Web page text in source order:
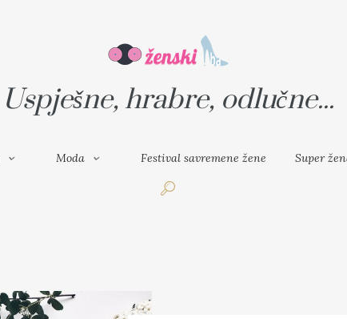
SUPER ŽENA
Uspješne, hrabre, odlučne...
Moda Festival savremene žene Super